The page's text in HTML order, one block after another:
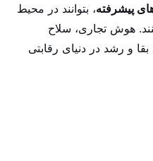
پیشرفته، بتوانند در محیط
هوش تجاری، سلاح
و رشد در دنیای رقابتی